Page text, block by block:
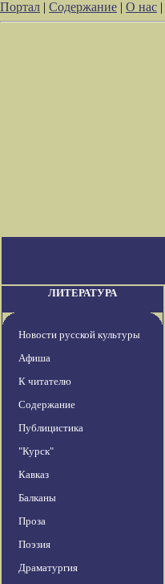
Портал | Содержание | О нас |
ЛИТЕРАТУРА
Новости русской культуры
Афиша
К читателю
Содержание
Публицистика
"Курск"
Кавказ
Балканы
Проза
Поэзия
Драматургия